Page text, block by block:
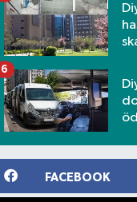
6
FACEBOOK